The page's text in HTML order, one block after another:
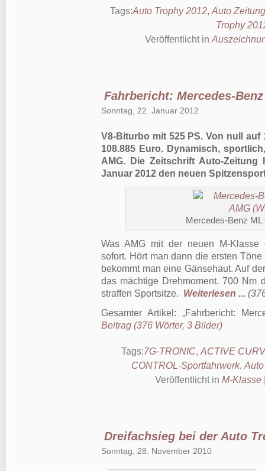
Tags:Auto Trophy 2012, Auto Zeitung
Trophy
Veröffentlicht in
Fahrbericht: Mercedes-
Sonntag, 22. Januar 2012
V8-Biturbo mit 525 PS. Von null
108.885 Euro. Dynamisch,
AMG. Die Zeitschrift Auto-
Januar 2012 den neuen
Mercedes-Benz ML
Was AMG mit der neuen M-Klasse
sofort. Hört man dann die ersten
bekommt man eine Gänsehaut. Auf
das mächtige Drehmoment. 700 Nm
straffen Sportsitze. Weiterlesen ...
Gesamter Artikel:
Fahrbericht:
Beitrag (376 Wörter, 3 Bilder)
Tags:7G-TRONIC, ACTIVE
CONTROL-Sportfahrwerk,
Veröffentlicht in M-Klasse
Dreifachsieg bei der Auto
Sonntag, 28. November 2010